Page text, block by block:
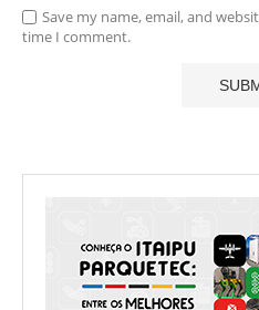
Save my name, email, and
time I comment.